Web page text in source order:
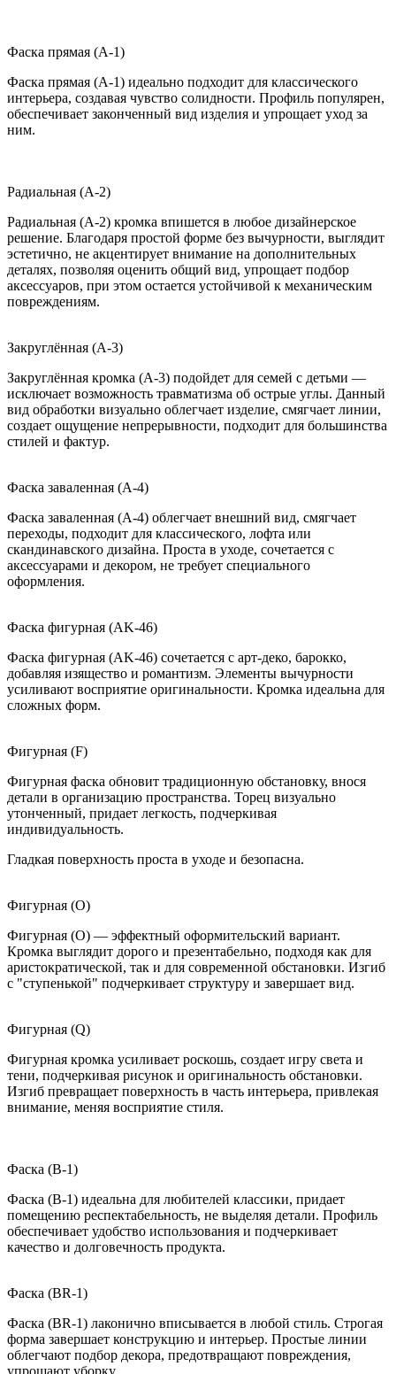
Фаска прямая (A-1)
Фаска прямая (A-1) идеально подходит для классического
интерьера, создавая чувство солидности. Профиль популярен,
обеспечивает законченный вид изделия и упрощает уход за
ним.
Радиальная (A-2)
Радиальная (A-2) кромка впишется в любое дизайнерское
решение. Благодаря простой форме без вычурности, выглядит
эстетично, не акцентирует внимание на дополнительных
деталях, позволяя оценить общий вид, упрощает подбор
аксессуаров, при этом остается устойчивой к механическим
повреждениям.
Закруглённая (A-3)
Закруглённая кромка (A-3) подойдет для семей с детьми —
исключает возможность травматизма об острые углы. Данный
вид обработки визуально облегчает изделие, смягчает линии,
создает ощущение непрерывности, подходит для большинства
стилей и фактур.
Фаска заваленная (A-4)
Фаска заваленная (A-4) облегчает внешний вид, смягчает
переходы, подходит для классического, лофта или
скандинавского дизайна. Проста в уходе, сочетается с
аксессуарами и декором, не требует специального
оформления.
Фаска фигурная (AK-46)
Фаска фигурная (AK-46) сочетается с арт-деко, барокко,
добавляя изящество и романтизм. Элементы вычурности
усиливают восприятие оригинальности. Кромка идеальна для
сложных форм.
Фигурная (F)
Фигурная фаска обновит традиционную обстановку, внося
детали в организацию пространства. Торец визуально
утонченный, придает легкость, подчеркивая
индивидуальность.
Гладкая поверхность проста в уходе и безопасна.
Фигурная (O)
Фигурная (O) — эффектный оформительский вариант.
Кромка выглядит дорого и презентабельно, подходя как для
аристократической, так и для современной обстановки. Изгиб
с "ступенькой" подчеркивает структуру и завершает вид.
Фигурная (Q)
Фигурная кромка усиливает роскошь, создает игру света и
тени, подчеркивая рисунок и оригинальность обстановки.
Изгиб превращает поверхность в часть интерьера, привлекая
внимание, меняя восприятие стиля.
Фаска (B-1)
Фаска (B-1) идеальна для любителей классики, придает
помещению респектабельность, не выделяя детали. Профиль
обеспечивает удобство использования и подчеркивает
качество и долговечность продукта.
Фаска (BR-1)
Фаска (BR-1) лаконично вписывается в любой стиль. Строгая
форма завершает конструкцию и интерьер. Простые линии
облегчают подбор декора, предотвращают повреждения,